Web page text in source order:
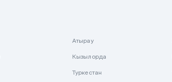
Атырау
Кызылорда
Туркестан